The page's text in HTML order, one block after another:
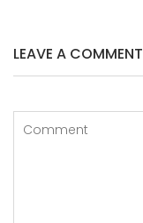
LEAVE A COMMENT